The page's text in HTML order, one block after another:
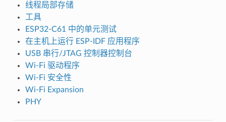
线程局部存储
工具
ESP32-C61 中的单元测试
在主机上运行 ESP-IDF 应用程序
USB 串行/JTAG 控制器控制台
Wi-Fi 驱动程序
Wi-Fi 安全性
Wi-Fi Expansion
PHY